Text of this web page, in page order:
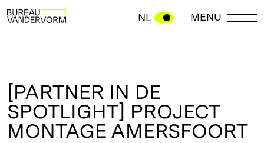
NL MENU
[PARTNER IN DE
SPOTLIGHT] PROJECT
MONTAGE AMERSFOORT